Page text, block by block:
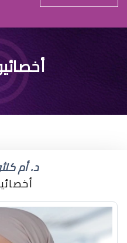
اسباب
د. أم